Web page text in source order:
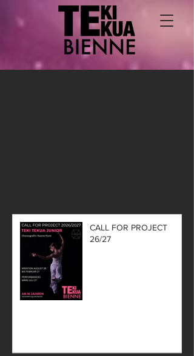
CALL FOR PROJECT
26/27